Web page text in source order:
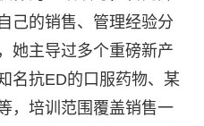
己的销售、管理经验分
她主导过多个重磅新产
名抗ED的口服药物、某
，培训范围覆盖销售一